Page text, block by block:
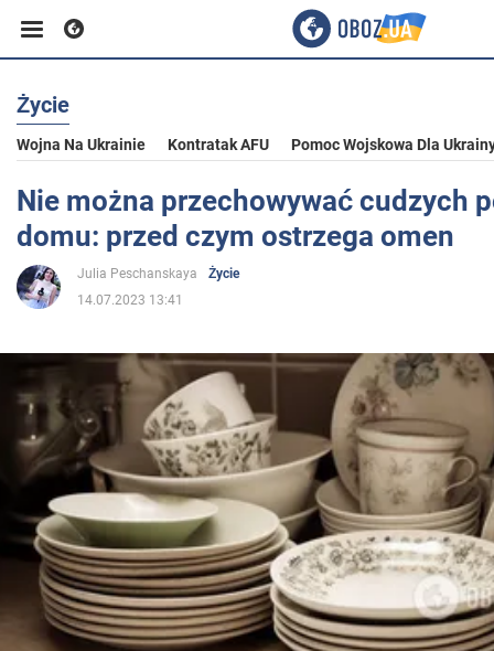
Biznes
Sport
Rozrywka
Polityka
Społeczeństwo
Wojna na Ukrainie
Świat
Życie
Wojna Na Ukrainie Kontratak AFU Pomoc Wojskowa Dla
Nie można przechowywać cudzych
domu: przed czym ostrzega omen
Julia Peschanskaya
Życie
14.07.2023 13:41